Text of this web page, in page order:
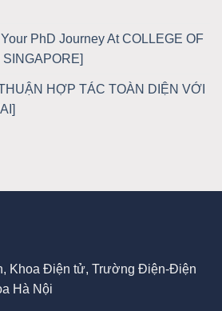
PhD Journey At COLLEGE OF
HỢP TÁC TOÀN DIỆN VỚI
Khoa Điện tử, Trường Điện-Điện
Hà Nội